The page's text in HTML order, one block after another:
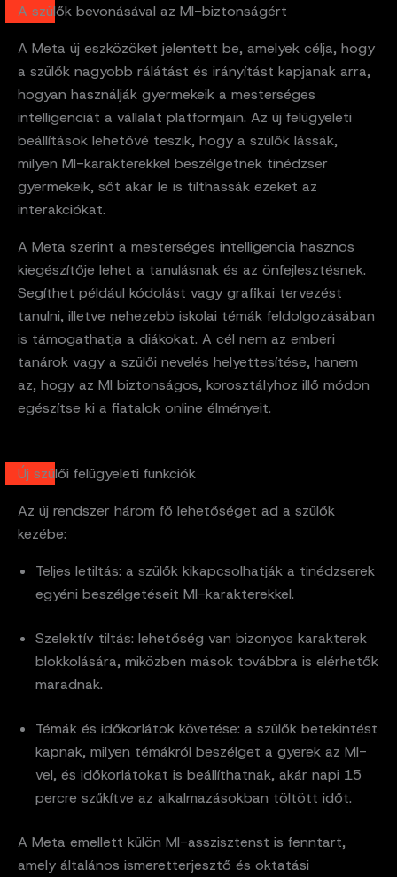
A szülők bevonásával az MI-biztonságért
A Meta új eszközöket jelentett be, amelyek célja, hogy
a szülők nagyobb rálátást és irányítást kapjanak arra,
hogyan használják gyermekeik a mesterséges
intelligenciát a vállalat platformjain. Az új felügyeleti
beállítások lehetővé teszik, hogy a szülők lássák,
milyen MI-karakterekkel beszélgetnek tinédzser
gyermekeik, sőt akár le is tilthassák ezeket az
interakciókat.
A Meta szerint a mesterséges intelligencia hasznos
kiegészítője lehet a tanulásnak és az önfejlesztésnek.
Segíthet például kódolást vagy grafikai tervezést
tanulni, illetve nehezebb iskolai témák feldolgozásában
is támogathatja a diákokat. A cél nem az emberi
tanárok vagy a szülői nevelés helyettesítése, hanem
az, hogy az MI biztonságos, korosztályhoz illő módon
egészítse ki a fiatalok online élményeit.
Új szülői felügyeleti funkciók
Az új rendszer három fő lehetőséget ad a szülők
kezébe:
Teljes letiltás: a szülők kikapcsolhatják a tinédzserek
egyéni beszélgetéseit MI-karakterekkel.
Szelektív tiltás: lehetőség van bizonyos karakterek
blokkolására, miközben mások továbbra is elérhetők
maradnak.
Témák és időkorlátok követése: a szülők betekintést
kapnak, milyen témákról beszélget a gyerek az MI-
vel, és időkorlátokat is beállíthatnak, akár napi 15
percre szűkítve az alkalmazásokban töltött időt.
A Meta emellett külön MI-asszisztenst is fenntart,
amely általános ismeretterjesztő és oktatási